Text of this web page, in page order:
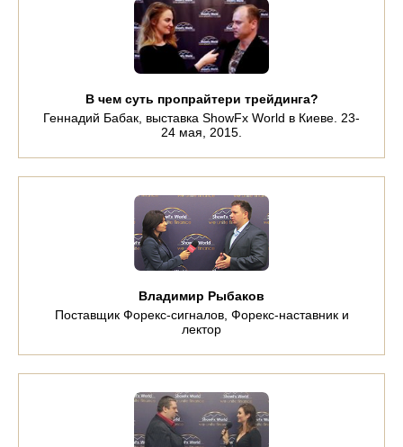
В чем суть пропрайтери трейдинга?
Геннадий Бабак, выставка ShowFx World в Киеве. 23-
24 мая, 2015.
Владимир Рыбаков
Поставщик Форекс-сигналов, Форекс-наставник и
лектор